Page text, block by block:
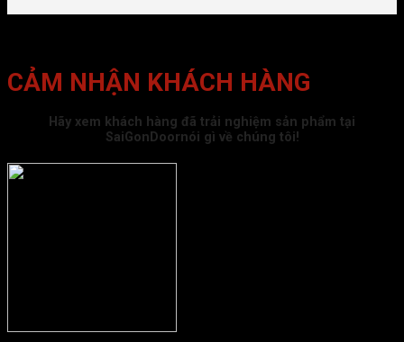
CẢM NHẬN KHÁCH HÀNG
Hãy xem khách hàng đã trải nghiệm sản phẩm tại
SaiGonDoornói gì về chúng tôi!